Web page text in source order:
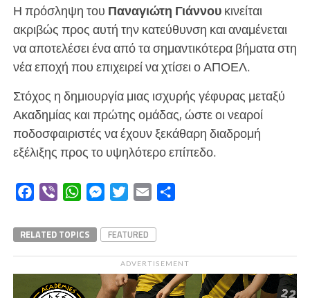
Η πρόσληψη του Παναγιώτη Γιάννουκινείται
ακριβώς προς αυτή την κατεύθυνση και αναμένεται
να αποτελέσει ένα από τα σημαντικότερα βήματα στη
νέα εποχή που επιχειρεί να χτίσει ο ΑΠΟΕΛ.
Στόχος η δημιουργία μιας ισχυρής γέφυρας μεταξύ
Ακαδημίας και πρώτης ομάδας, ώστε οι νεαροί
ποδοσφαιριστές να έχουν ξεκάθαρη διαδρομή
εξέλιξης προς το υψηλότερο επίπεδο.
Facebook
Viber WhatsAppMessengerTwitterEmail
RELATED TOPICS FEATURED
ADVERTISEMENT